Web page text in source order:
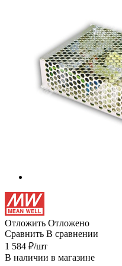
Отложить Отложено
Сравнить В сравнении
1 584 ₽/шт
В наличии в магазине